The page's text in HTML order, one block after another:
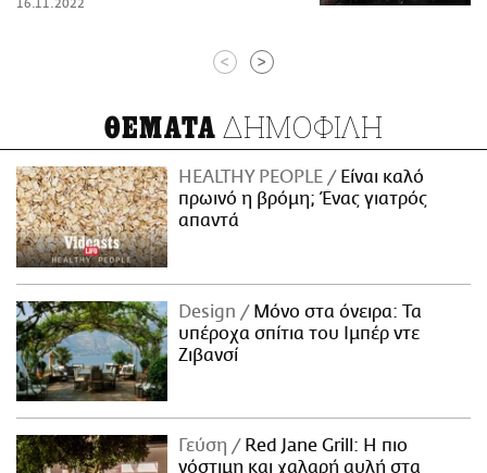
16.11.2022
< >
ΘΕΜΑΤΑ ΔΗΜΟΦΙΛΗ
HEALTHY PEOPLE
Είναι καλό
πρωινό η βρόμη; Ένας γιατρός
απαντά
Design
Μόνο στα όνειρα: Τα
υπέροχα σπίτια του Ιμπέρ ντε
Ζιβανσί
Γεύση
Red Jane Grill: Η πιο
νόστιμη και χαλαρή αυλή στα